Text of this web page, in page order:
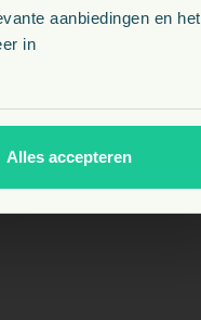
aanbiedingen en het
in
Alles accepteren
de verwachte
Ongeveer 20%